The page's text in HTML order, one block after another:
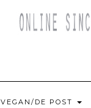
VEGAN/DE POST